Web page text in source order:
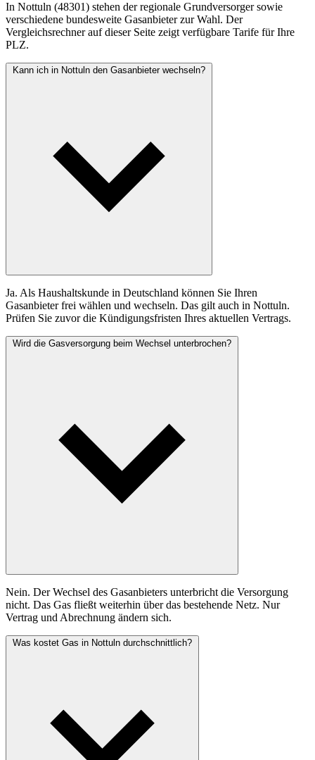
In Nottuln (48301) stehen der regionale Grundversorger sowie
verschiedene bundesweite Gasanbieter zur Wahl. Der
Vergleichsrechner auf dieser Seite zeigt verfügbare Tarife für Ihre
PLZ.
Kann ich in Nottuln den Gasanbieter wechseln?
Ja. Als Haushaltskunde in Deutschland können Sie Ihren
Gasanbieter frei wählen und wechseln. Das gilt auch in Nottuln.
Prüfen Sie zuvor die Kündigungsfristen Ihres aktuellen Vertrags.
Wird die Gasversorgung beim Wechsel unterbrochen?
Nein. Der Wechsel des Gasanbieters unterbricht die Versorgung
nicht. Das Gas fließt weiterhin über das bestehende Netz. Nur
Vertrag und Abrechnung ändern sich.
Was kostet Gas in Nottuln durchschnittlich?